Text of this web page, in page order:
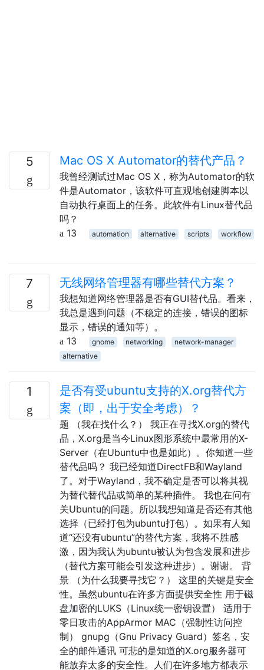
5 Mac OS X Automator的替代产品？
我曾经测试过Mac OS X，称为Automator的软
件是Automator，该软件可直观地创建脚本以
自动执行桌面上的任务。此软件有Linux替代品
吗？
13
automation alternative scripts workflow
7 无线网络管理器有哪些替代方案？
我想知道网络管理器是否有GUI替代品。看来，
我总是遇到问题（不稳定的连接，错误的图标
显示，错误的通知等）。
13
gnome networking
network-manager
alternative
1
是否有受ubuntu支持的X.org替代方
案（即，出于安全考虑）？
题 （我在找什么？） 我正在寻找X.org的替代
品，X.org是当今Linux图形系统中最常用的X-
Server（在Ubuntu中也是如此）。你知道一些
替代品吗？ 我已经知道DirectFB和Wayland
了。对于Wayland，我不确定是否可以将其视
为替代替代品或简单的某种插件。 我也在问有
关Ubuntu的问题。所以我想知道是否还有其他
选择（已经打包为ubuntu打包）。如果有人知
道“还没有ubuntu”的替代方案，我将不胜感
激，因为我认为ubuntu被认为包含发展和进步
（替代方案可能会引发这种进步）。谢谢。 背
景 （为什么我要寻找它？） 这里的关键是安全
性。虽然ubuntu在许多方面提供安全性 用于磁
盘加密的LUKS（Linux统一密钥设置） 适用于
零日攻击的AppArmor MAC（强制性访问控
制） gnupg（Gnu Privacy Guard）签名，安
全的邮件通讯 可悲的是知道的X.org服务器可
能放弃太多的安全性。人们在许多地方都表示